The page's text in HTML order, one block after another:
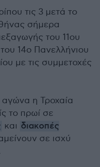
τις 3 μετά το
σήμερα
του 11ου
14ο Πανελλήνιου
με τις συμμετοχές
η Τροχαία
το πρωί σε
και διακοπές
σε ισχύ